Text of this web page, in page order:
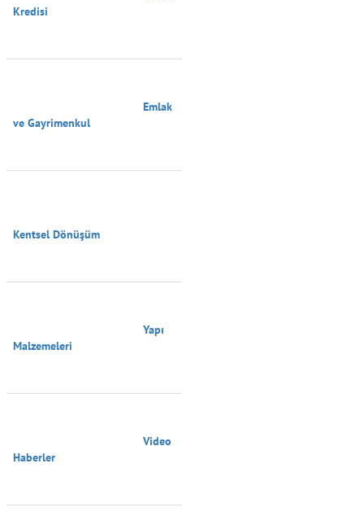
Kredisi
ve Gayrimenkul
Kentsel Dönüşüm
Malzemeleri
Haberler